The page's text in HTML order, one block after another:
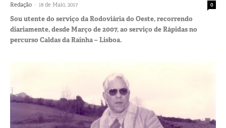
Redação - 18 de Maio, 2017 0
Sou utente do serviço da Rodoviária do Oeste, recorrendo
diariamente, desde Março de 2007, ao serviço de Rápidas no
percurso Caldas da Rainha – Lisboa.